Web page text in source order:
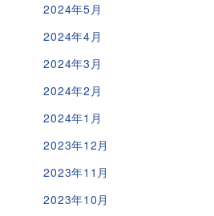
2024年5月
2024年4月
2024年3月
2024年2月
2024年1月
2023年12月
2023年11月
2023年10月